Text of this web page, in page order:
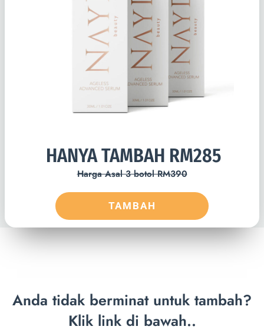
HANYA TAMBAH RM285
Harga Asal 3 botol RM390
TAMBAH
Anda tidak berminat untuk tambah?
Klik link di bawah..